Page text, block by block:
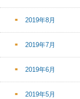
2019年8月
2019年7月
2019年6月
2019年5月